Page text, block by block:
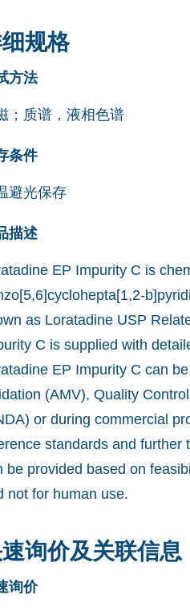
规格
方法
；质谱，液相色谱
条件
避光保存
描述
EP Impurity C is
as Loratadine USP
C is supplied with
EP Impurity C can
(AMV), Quality
or during commercial
standards and
be provided based on
not for human use.
询价及关联信息
询价